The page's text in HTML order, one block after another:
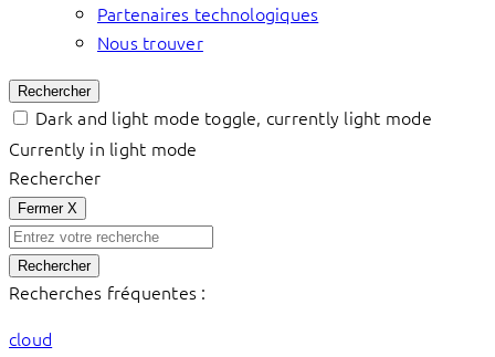
Partenaires technologiques
Nous trouver
Rechercher
Dark and light mode toggle, currently light mode
Currently in light mode
Rechercher
Fermer X
Rechercher
Recherches fréquentes :
cloud